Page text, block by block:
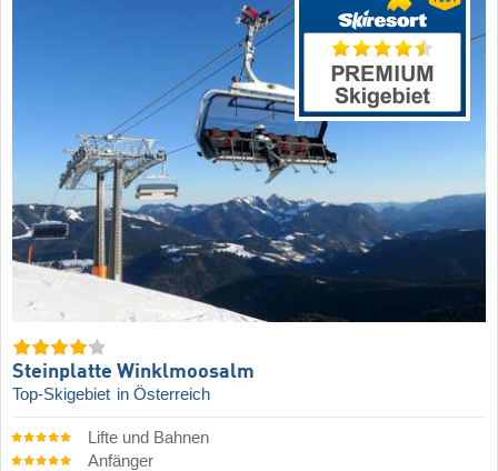
Steinplatte Winklmoosalm
Top-Skigebiet in Österreich
Lifte und Bahnen
Anfänger